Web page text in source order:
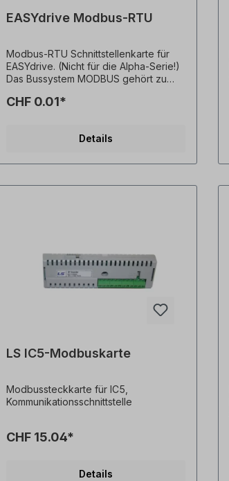
EASYdrive Modbus-RTU
Modbus-RTU Schnittstellenkarte für
EASYdrive. (Nicht für die Alpha-Serie!)
Das Bussystem MODBUS gehört zu
Regel wird das Netzwerk in linearer
MODBUS kann bis zu 115,2 kbit/s
Feldbusleitung erfolgt ausschließlich
Abschlusswiderstand abgeschlossen
werden. Die Schnittstellenkarte
(Interface) ist Bestandteil des
Umrichters. Alle Produktfotos sind
unverbindliche Beispiele! Technische
CHF 0.01*
Details
LS IC5-Modbuskarte
Modbussteckkarte für IC5,
Kommunikationsschnittstelle
CHF 15.04*
Details